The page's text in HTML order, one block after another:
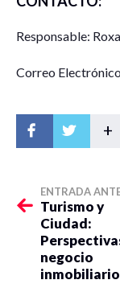
Responsable:
Correo
+
ENTRADA
Turismo y
Ciudad:
negocio